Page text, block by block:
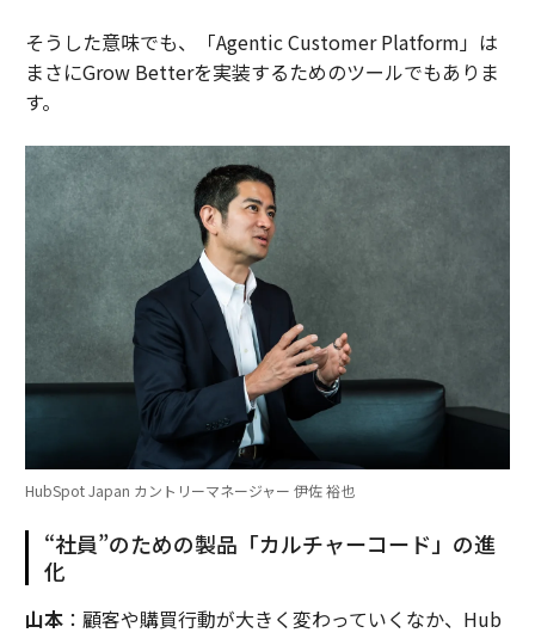
そうした意味でも、「Agentic Customer Platform」は
まさにGrow Betterを実装するためのツールでもありま
す。
HubSpot Japan カントリーマネージャー 伊佐 裕也
“社員”のための製品「カルチャーコード」の進
化
山本：顧客や購買行動が大きく変わっていくなか、Hub